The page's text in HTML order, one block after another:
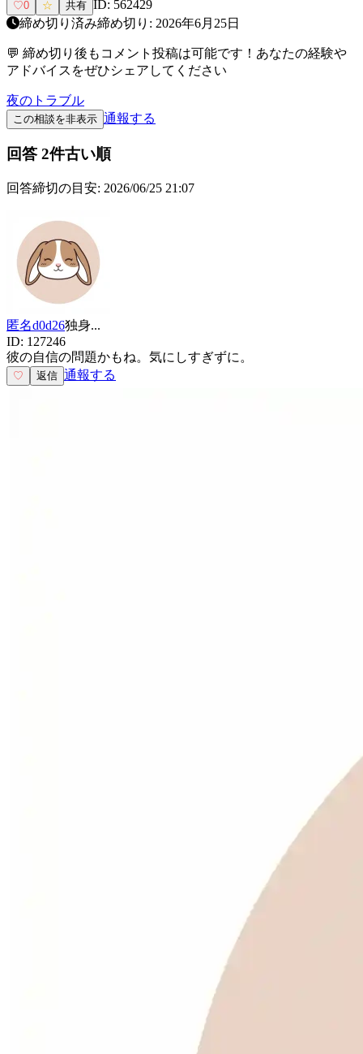
♡0 ☆ 共有 ID: 562429
締め切り済み締め切り: 2026年6月25日
💬 締め切り後もコメント投稿は可能です！あなたの経験や
アドバイスをぜひシェアしてください
夜のトラブル
この相談を非表示 通報する
回答 2件古い順
回答締切の目安: 2026/06/25 21:07
匿名d0d26独身...
ID: 127246
彼の自信の問題かもね。気にしすぎずに。
♡ 返信 通報する